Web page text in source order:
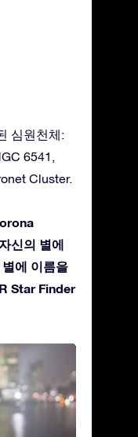
심원천체:
6541,
Cluster.
신의 별에
에 이름을
Star Finder